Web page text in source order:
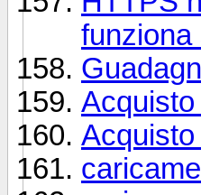
funziona